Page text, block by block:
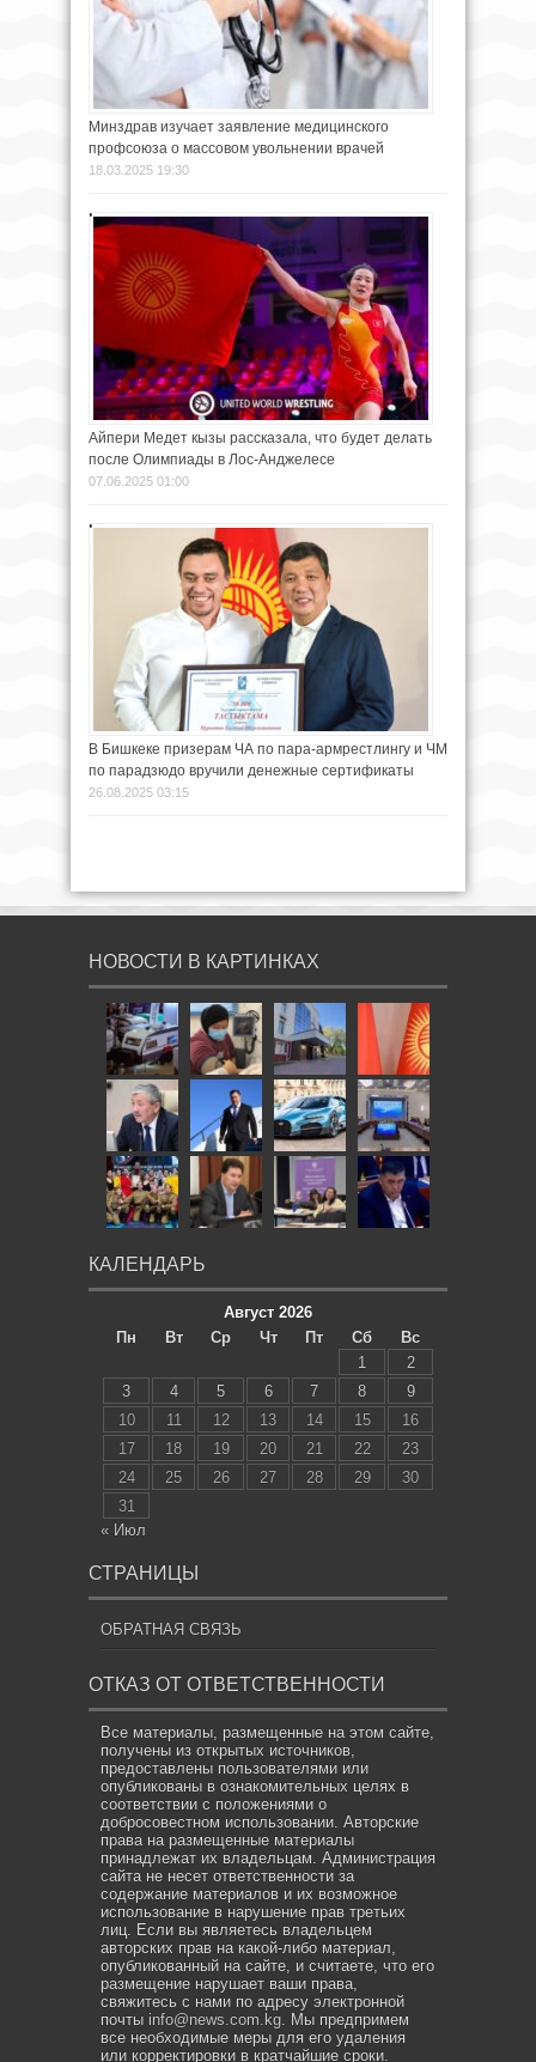
Минздрав изучает заявление медицинского
профсоюза о массовом увольнении врачей
18.03.2025 19:30
Айпери Медет кызы рассказала, что будет делать
после Олимпиады в Лос-Анджелесе
07.06.2025 01:00
В Бишкеке призерам ЧА по пара-армрестлингу и ЧМ
по парадзюдо вручили денежные сертификаты
26.08.2025 03:15
НОВОСТИ В КАРТИНКАХ
КАЛЕНДАРЬ
Август 2026
Пн
Вт Ср Чт Пт Сб
Вс
1
2
3
4 5 6 7 8
9
10
11 12 13 14 15
16
17
18 19 20 21 22
23
24
25 26 27 28 29
30
31
« Июл
СТРАНИЦЫ
ОБРАТНАЯ СВЯЗЬ
ОТКАЗ ОТ ОТВЕТСТВЕННОСТИ
Все материалы, размещенные на этом сайте,
получены из открытых источников,
предоставлены пользователями или
опубликованы в ознакомительных целях в
соответствии с положениями о
добросовестном использовании. Авторские
права на размещенные материалы
принадлежат их владельцам. Администрация
сайта не несет ответственности за
содержание материалов и их возможное
использование в нарушение прав третьих
лиц. Если вы являетесь владельцем
авторских прав на какой-либо материал,
опубликованный на сайте, и считаете, что его
размещение нарушает ваши права,
свяжитесь с нами по адресу электронной
почты info@news.com.kg . Мы предпримем
все необходимые меры для его удаления
или корректировки в кратчайшие сроки.